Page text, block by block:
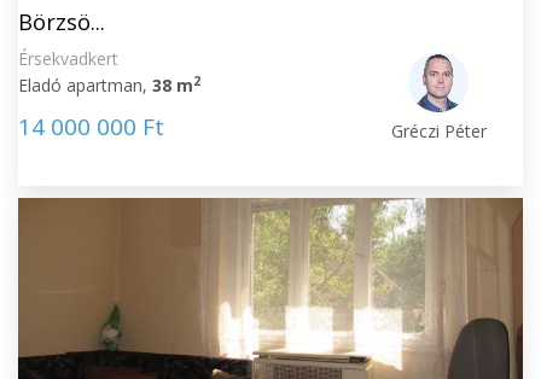
Börzsö...
Érsekvadkert
Eladó apartman, 38 m2
14 000 000 Ft Gréczi Péter